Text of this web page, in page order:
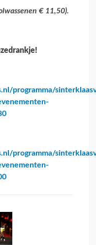
€ 11,50).
programma/
programma/